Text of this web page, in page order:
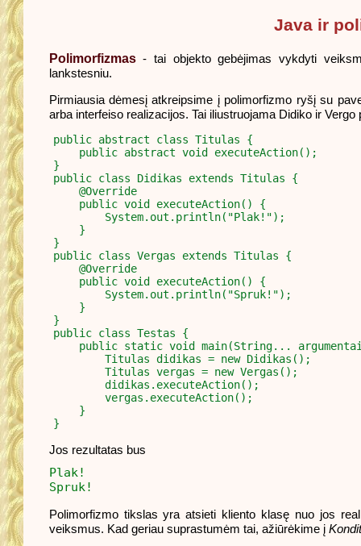
Java ir
Polimorfizmas- tai objekto gebėjimas vykdyti
lankstesniu.
Pirmiausia dėmesį atkreipsime į polimorfizmo ryšį su
arba interfeiso realizacijos. Tai iliustruojama Didiko ir Vergo
public abstract class Titulas {
    public abstract void executeAction();
}
public class Didikas extends Titulas {
    @Override
    public void executeAction() {
        System.out.println("Plak!");
    }
}
public class Vergas extends Titulas {
    @Override
    public void executeAction() {
        System.out.println("Spruk!");
    }
}
public class Testas {
public static void main(String...
        Titulas didikas = new Didikas();
        Titulas vergas = new Vergas();
        didikas.executeAction();
        vergas.executeAction();
    }
Jos rezultatas bus
Plak!
Spruk!
Polimorfizmo tikslas yra atsieti kliento klasę nuo jos
veiksmus. Kad geriau suprastumėm tai, ažiūrėkime į